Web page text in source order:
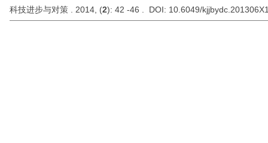
科技进步与对策 . 2014, (2): 42 -46 . DOI: 10.6049/